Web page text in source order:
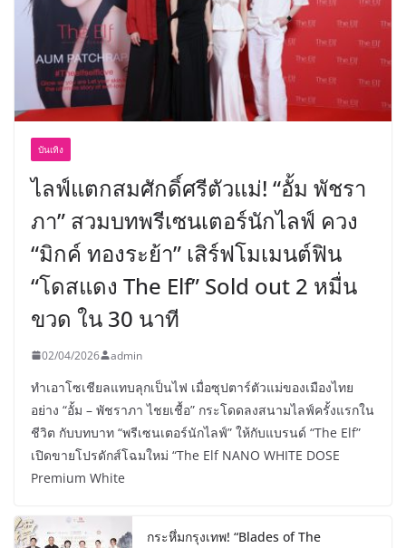
บันเทิง
ไลฟ์แตกสมศักดิ์ศรีตัวแม่! “อั้ม พัชรา
ภา” สวมบทพรีเซนเตอร์นักไลฟ์ ควง
“มิกค์ ทองระย้า” เสิร์ฟโมเมนต์ฟิน
“โดสแดง The Elf” Sold out 2 หมื่น
ขวด ใน 30 นาที
02/04/2026 admin
ทำเอาโซเชียลแทบลุกเป็นไฟ เมื่อซุปตาร์ตัวแม่ของเมืองไทย
อย่าง “อั้ม – พัชราภา ไชยเชื้อ” กระโดดลงสนามไลฟ์ครั้งแรกใน
ชีวิต กับบทบาท “พรีเซนเตอร์นักไลฟ์” ให้กับแบรนด์ “The Elf”
เปิดขายโปรดักส์โฉมใหม่ “The Elf NANO WHITE DOSE
Premium White
กระหึ่มกรุงเทพ! “Blades of The